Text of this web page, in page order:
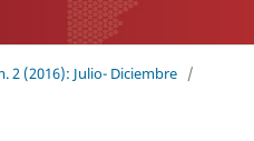
2 (2016): Julio- Diciembre /